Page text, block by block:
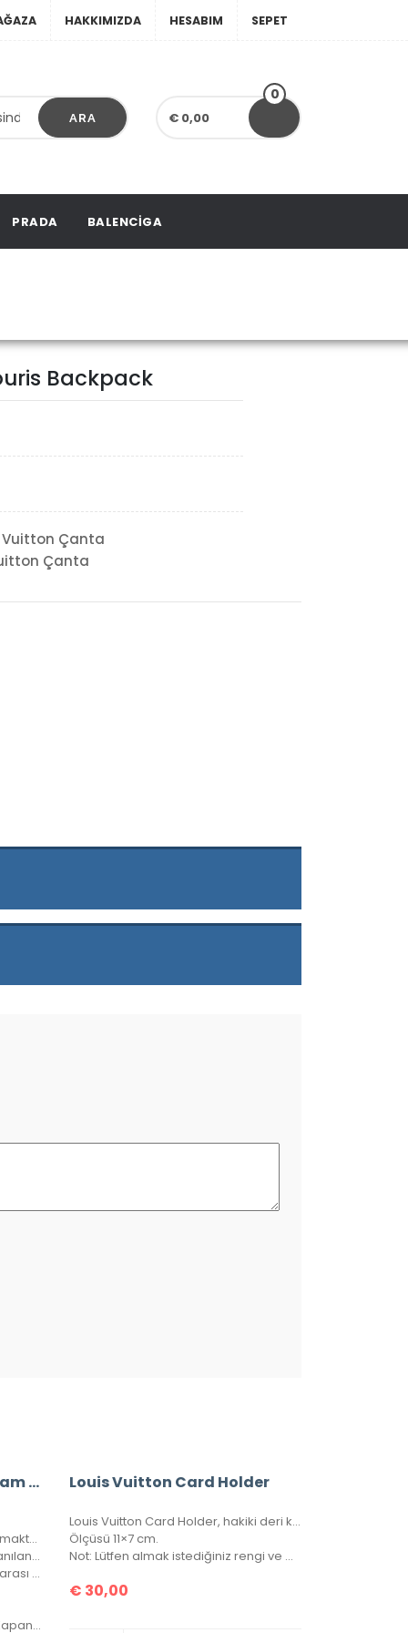
HAKKIMIZDA HESABIM SEPET
ARA € 0,00
0
PRADA BALENCIGA
Backpack
Vuitton Çanta
Çanta
A+ Louis Vuitton Monogram Bandouliere Speedy 35’Lik Vejital Deri CRL242
Bu Fiyata Suni Deri Emsalleri Satılmaktadır.
Çantanın İç Astarı Orijinalde Kullanılan Astardır.
Bir Bozuk Para Cebi Ve Seri Numarası Mevcuttur.
Çanta Her İki Taraftan da Açılıp Kapanabilir.
Louis Vuitton Card Holder
Louis Vuitton Card Holder, hakiki deri kartlık. Kutulu, toz torbalı, sertifikalı.
Ölçüsü 11×7 cm.
Not: Lütfen almak istediğiniz rengi ve modeli sipariş notu kısmında belirtiniz.
€ 30,00